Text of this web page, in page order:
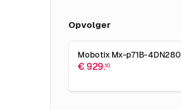
Opvolger
Mobotix Mx-p71B-4DN280
€ 929.10